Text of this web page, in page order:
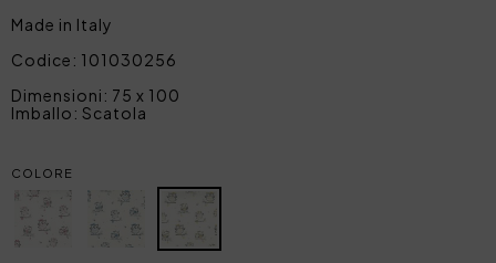
Made in Italy
Codice: 101030256
Dimensioni: 75 x 100
Imballo: Scatola
COLORE